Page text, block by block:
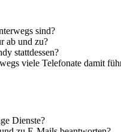
sind?
ab und zu?
stattdessen?
viele Telefonate damit
Dienste?